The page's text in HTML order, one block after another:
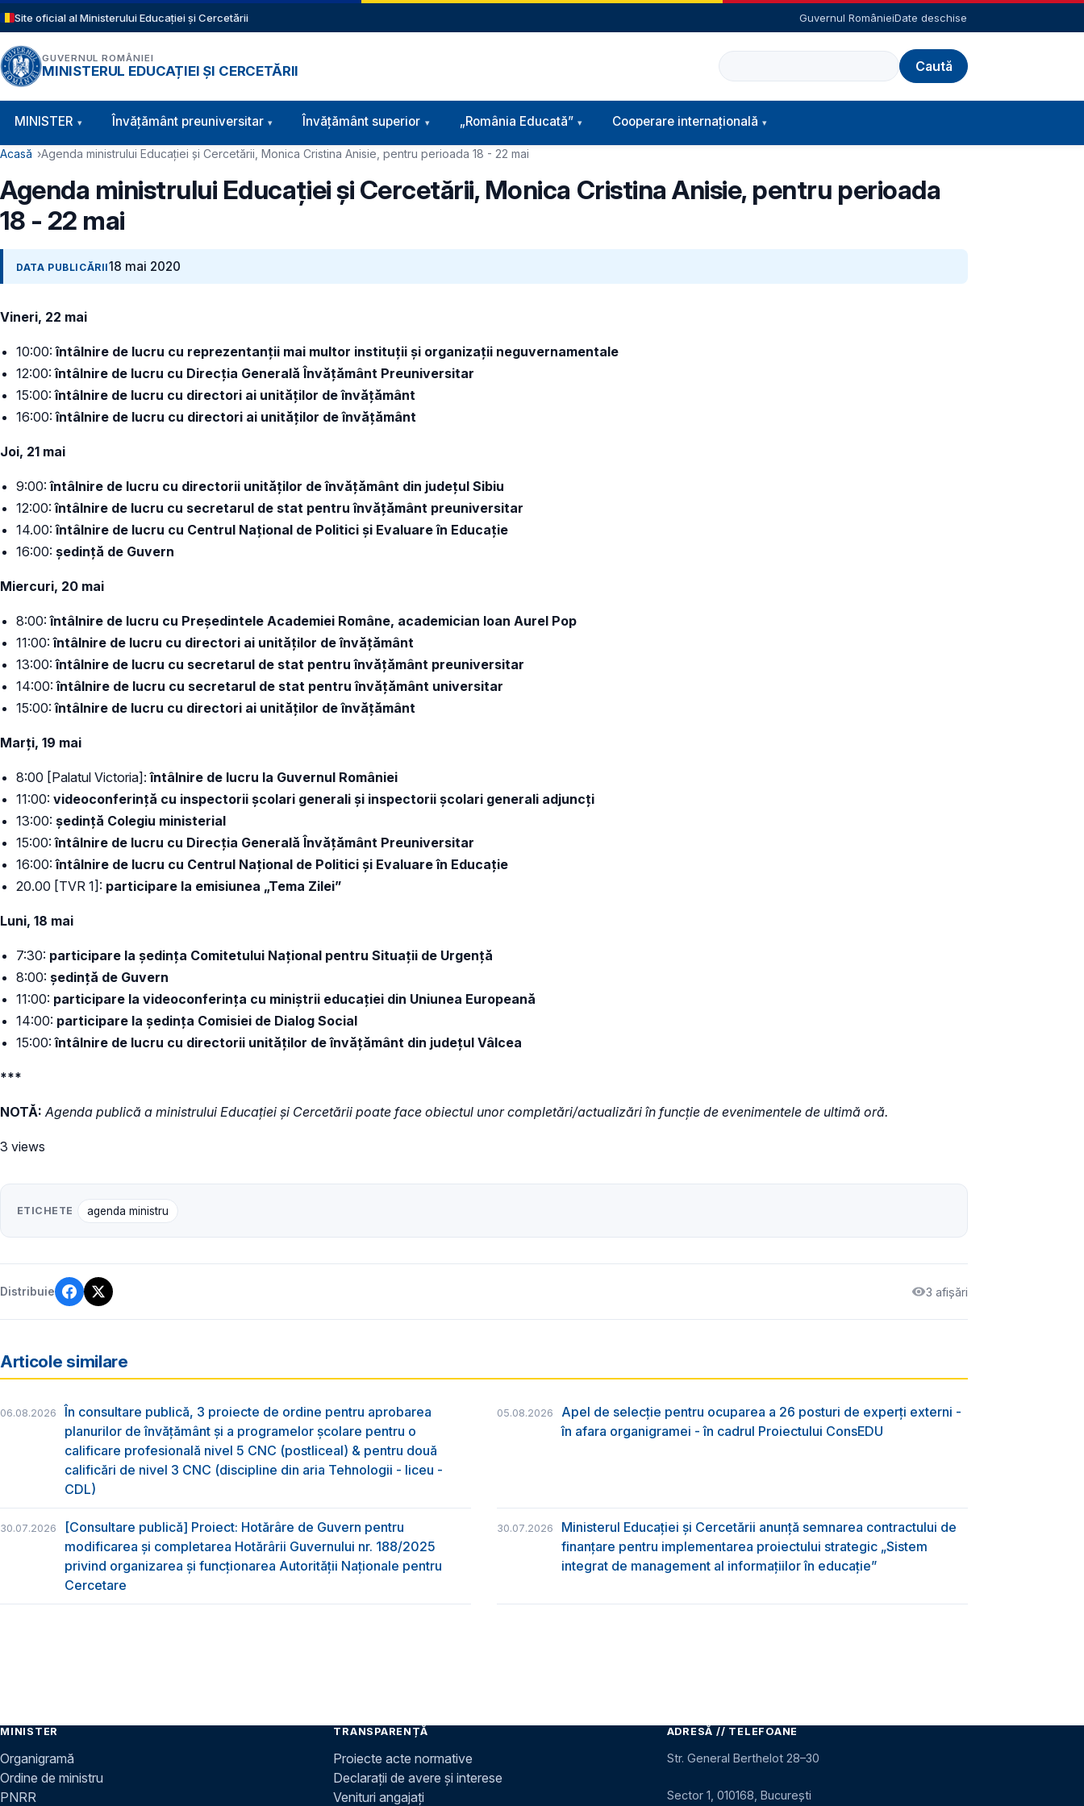
Sari la conținutul principal
Site oficial al Ministerului Educației și Cercetării Guvernul RomânieiDate deschise
GUVERNUL ROMÂNIEI
MINISTERUL EDUCAȚIEI ȘI CERCETĂRII
Caută
Navigație principală
MINISTER Învăţământ preuniversitar Învățământ superior „România Educată” Cooperare internațională
Cale de navigare
Acasă Agenda ministrului Educației și Cercetării, Monica Cristina Anisie, pentru perioada 18 - 22 mai
Agenda ministrului Educației și Cercetării, Monica Cristina Anisie, pentru perioada
18 - 22 mai
DATA PUBLICĂRII18 mai 2020
Vineri, 22 mai
10:00:întâlnire de lucru cu reprezentanții mai multor instituții și organizații neguvernamentale
12:00:întâlnire de lucru cu Direcția Generală Învățământ Preuniversitar
15:00:întâlnire de lucru cu directori ai unităților de învățământ
16:00:întâlnire de lucru cu directori ai unităților de învățământ
Joi, 21 mai
9:00:întâlnire de lucru cu directorii unităților de învățământ din județul Sibiu
12:00:întâlnire de lucru cu secretarul de stat pentru învățământ preuniversitar
14.00:întâlnire de lucru cu Centrul Național de Politici și Evaluare în Educație
16:00: ședință de Guvern
Miercuri, 20 mai
8:00:întâlnire de lucru cu Președintele Academiei Române, academician Ioan Aurel Pop
11:00:întâlnire de lucru cu directori ai unităților de învățământ
13:00:întâlnire de lucru cu secretarul de stat pentru învățământ preuniversitar
14:00:întâlnire de lucru cu secretarul de stat pentru învățământ universitar
15:00:întâlnire de lucru cu directori ai unităților de învățământ
Marți, 19 mai
8:00 [Palatul Victoria]: întâlnire de lucru la Guvernul României
11:00: videoconferință cu inspectorii școlari generali și inspectorii școlari generali adjuncți
13:00: ședință Colegiu ministerial
15:00:întâlnire de lucru cu Direcția Generală Învățământ Preuniversitar
16:00:întâlnire de lucru cu Centrul Național de Politici și Evaluare în Educație
20.00 [TVR 1]: participare la emisiunea „Tema Zilei”
Luni, 18 mai
7:30: participare la ședința Comitetului Național pentru Situații de Urgență
8:00: ședință de Guvern
11:00: participare la videoconferința cu miniștrii educației din Uniunea Europeană
14:00: participare la ședința Comisiei de Dialog Social
15:00:întâlnire de lucru cu directorii unităților de învățământ din județul Vâlcea
***
NOTĂ: Agenda publică a ministrului Educației și Cercetării poate face obiectul unor completări/actualizări în funcție de evenimentele de ultimă oră.
3 views
ETICHETE agenda ministru
Distribuie 3 afișări
Articole similare
06.08.2026
În consultare publică, 3 proiecte de ordine pentru aprobarea
planurilor de învățământ și a programelor școlare pentru o
calificare profesională nivel 5 CNC (postliceal) & pentru două
calificări de nivel 3 CNC (discipline din aria Tehnologii - liceu -
CDL)
05.08.2026
Apel de selecție pentru ocuparea a 26 posturi de experți externi -
în afara organigramei - în cadrul Proiectului ConsEDU
30.07.2026
[Consultare publică] Proiect: Hotărâre de Guvern pentru
modificarea și completarea Hotărârii Guvernului nr. 188/2025
privind organizarea şi funcţionarea Autorităţii Naţionale pentru
Cercetare
30.07.2026
Ministerul Educației și Cercetării anunță semnarea contractului de
finanțare pentru implementarea proiectului strategic „Sistem
integrat de management al informațiilor în educație”
MINISTER
Organigramă
Ordine de ministru
PNRR
TRANSPARENȚĂ
Proiecte acte normative
Declarații de avere și interese
Venituri angajați
ADRESĂ // TELEFOANE
Str. General Berthelot 28–30
Sector 1, 010168, București